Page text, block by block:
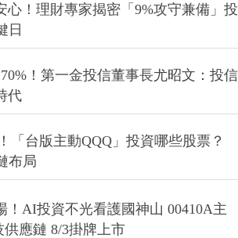
心！理財專家揭密「9%攻守兼備」投
日
！第一金投信董事長尤昭文：投信
代
「台版主動QQQ」投資哪些股票？
布局
！AI投資不光看護國神山 00410A主
應鏈 8/3掛牌上市